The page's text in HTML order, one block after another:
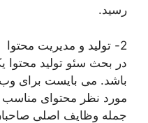
رسید.
2- تولید و مدیریت محتوا
در بحث سئو تولید محتوا
باشد. می بایست برای
مورد نظر محتوای مناسب
جمله وظایف اصلی